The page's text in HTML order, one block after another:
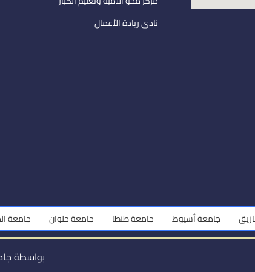
نادى ريادة الأعمال
جامعة أسيوط جامعة طنطا جامعة حلوان جامعة
بواسطة